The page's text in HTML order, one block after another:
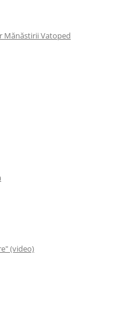
Mănăstirii Vatoped
(video)